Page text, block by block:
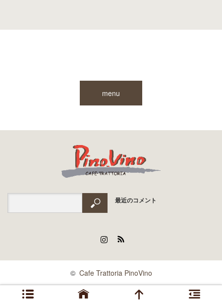
menu
最近のコメント
© Cafe Trattoria PinoVino